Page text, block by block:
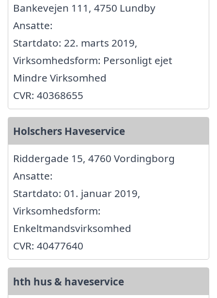
Bankevejen 111, 4750 Lundby
Ansatte:
Startdato: 22. marts 2019,
Virksomhedsform: Personligt ejet
Mindre Virksomhed
CVR: 40368655
Holschers Haveservice
Riddergade 15, 4760 Vordingborg
Ansatte:
Startdato: 01. januar 2019,
Virksomhedsform:
Enkeltmandsvirksomhed
CVR: 40477640
hth hus & haveservice